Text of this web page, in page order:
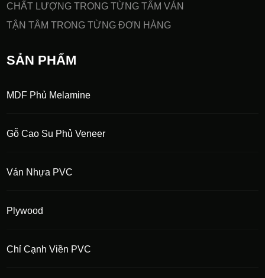
CHẤT LƯỢNG TRONG TỪNG TẤM VÁN
TẬN TÂM TRONG TỪNG ĐƠN HÀNG
SẢN PHẨM
MDF Phủ Melamine
Gỗ Cao Su Phủ Veneer
Ván Nhựa PVC
Plywood
Chỉ Cạnh Viền PVC